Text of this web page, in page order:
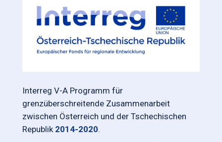
Interreg V-A Programm für
grenzüberschreitende Zusammenarbeit
zwischen Österreich und der Tschechischen
Republik 2014-2020.